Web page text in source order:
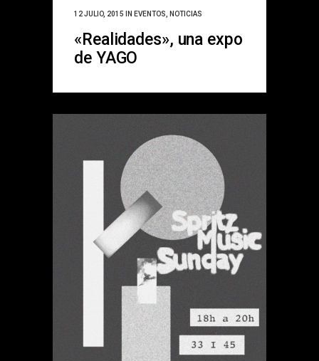
12 JULIO, 2015 IN EVENTOS NOTICIAS
«Realidades», una expo
de YAGO